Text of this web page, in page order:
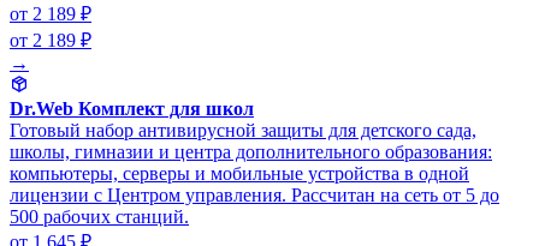
от 2 189 ₽
от 2 189 ₽
→
Dr.Web Комплект для школ
Готовый набор антивирусной защиты для детского сада,
школы, гимназии и центра дополнительного образования:
компьютеры, серверы и мобильные устройства в одной
лицензии с Центром управления. Рассчитан на сеть от 5 до
500 рабочих станций.
от 1 645 ₽